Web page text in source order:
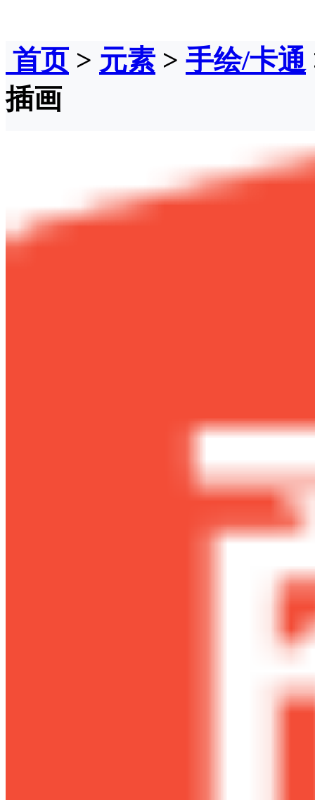
首页> 元素 > 手绘/卡通
插画